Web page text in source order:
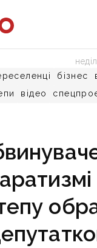
бізнес
відео